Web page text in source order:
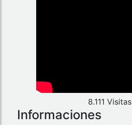
8.111 Visitas
Informaciones